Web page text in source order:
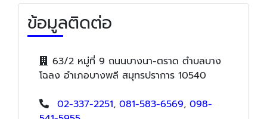
ข้อมูลติดต่อ
63/2 หมู่ที่ 9 ถนนบางนา-ตราด ตำบลบาง
โฉลง อำเภอบางพลี สมุทรปราการ 10540
02-337-2251, 081-583-6569, 098-